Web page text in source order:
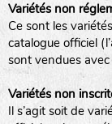
Variétés non
Ce sont les
catalogue officiel
sont vendues
Variétés non
Il s’agit soit de